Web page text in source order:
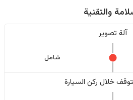
والتقنية
آلة تصوير
شامل
خلال ركن السيارة